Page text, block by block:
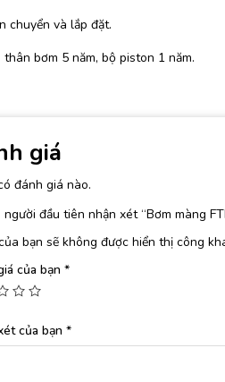
chuyển và lắp đặt.
bơm 5 năm, bộ piston 1 năm.
giá
đánh giá nào.
đầu tiên nhận xét “Bơm màng FTI
bạn sẽ không được hiển thị công
của bạn *
của bạn *